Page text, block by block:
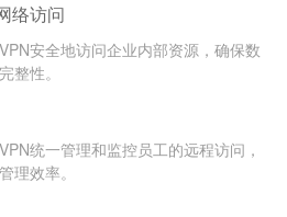
络访问
安全地访问企业内部资源，确保数
整性。
统一管理和监控员工的远程访问，
理效率。